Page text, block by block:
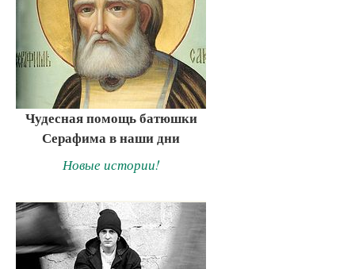
Чудесная помощь батюшки
Серафима в наши дни
Новые истории!